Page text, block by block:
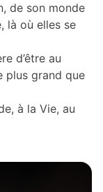
de son monde
là où elles se
d’être au
plus grand que
à la Vie, au